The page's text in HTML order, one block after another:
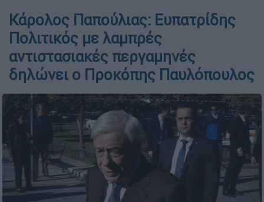
Κάρολος Παπούλιας: Ευπατρίδης
Πολιτικός με λαμπρές
αντιστασιακές περγαμηνές
δηλώνει ο Προκόπης Παυλόπουλος